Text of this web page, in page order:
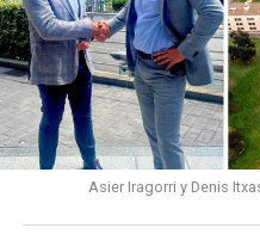
conectado y pensado
En cuanto a nuestras
para mucho. En Medio
impulso para la creación
elaboración del Plan
el Plan de Acción contra
Asier Iragorri y Denis